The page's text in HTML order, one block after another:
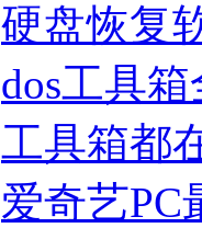
硬盘恢复
dos工具
工具箱都
爱奇艺PC